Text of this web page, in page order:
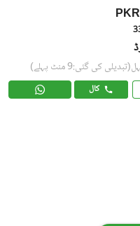
PKR
(تبدیلی کی گئی:9 منٹ پہلے)
کال